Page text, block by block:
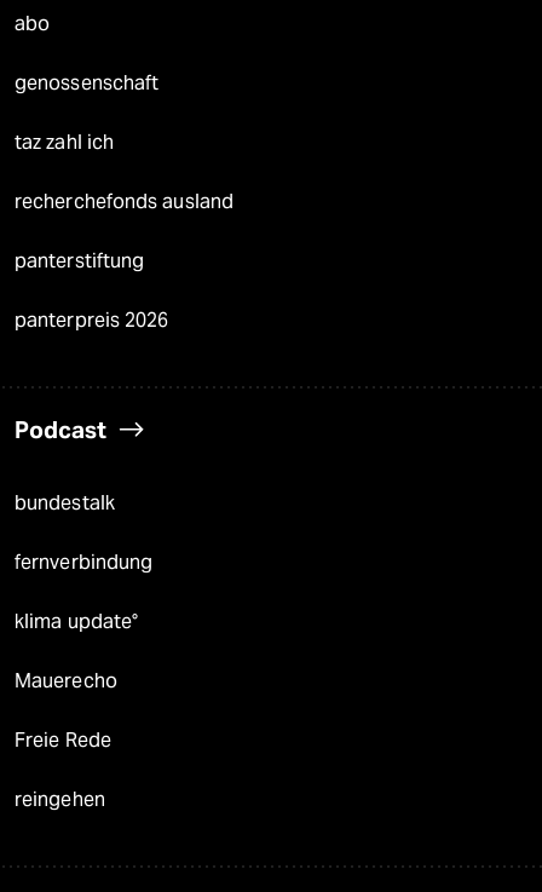
abo
genossenschaft
taz zahl ich
recherchefonds ausland
panterstiftung
panterpreis 2026
Podcast
bundestalk
fernverbindung
klima update°
Mauerecho
Freie Rede
reingehen